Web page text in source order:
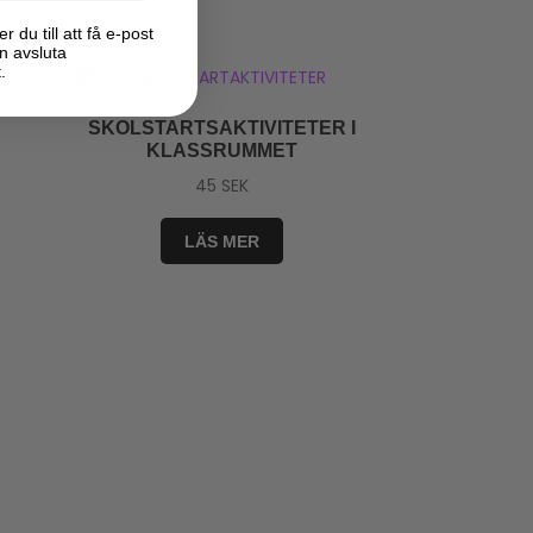
SKOLSTARTSAKTIVITETER I
KLASSRUMMET
45 SEK
LÄS MER
du till att få e-post
avsluta